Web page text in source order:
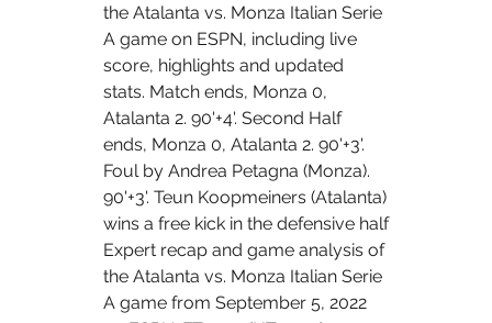
the Atalanta vs. Monza Italian Serie
A game on ESPN, including live
score, highlights and updated
stats. Match ends, Monza 0,
Atalanta 2. 90'+4'. Second Half
ends, Monza 0, Atalanta 2. 90'+3'.
Foul by Andrea Petagna (Monza).
90'+3'. Teun Koopmeiners (Atalanta)
wins a free kick in the defensive half
Expert recap and game analysis of
the Atalanta vs. Monza Italian Serie
A game from September 5, 2022